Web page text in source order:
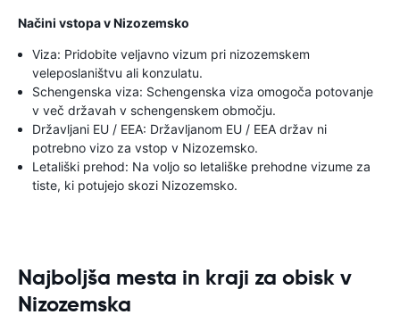
Načini vstopa v Nizozemsko
Viza: Pridobite veljavno vizum pri nizozemskem
veleposlaništvu ali konzulatu.
Schengenska viza: Schengenska viza omogoča potovanje
v več državah v schengenskem območju.
Državljani EU / EEA: Državljanom EU / EEA držav ni
potrebno vizo za vstop v Nizozemsko.
Letališki prehod: Na voljo so letališke prehodne vizume za
tiste, ki potujejo skozi Nizozemsko.
Najboljša mesta in kraji za obisk v
Nizozemska